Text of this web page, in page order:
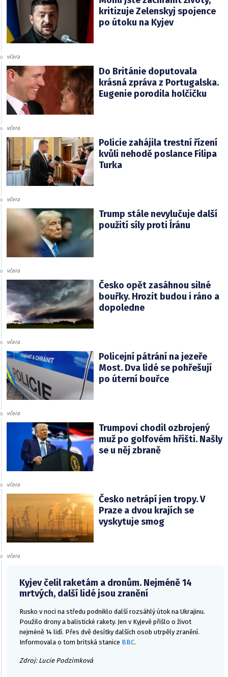
kritizuje Zelenskyj spojence
po útoku na Kyjev
včera
Do Británie doputovala
krásná zpráva z Portugalska.
Eugenie porodila holčičku
včera
Policie zahájila trestní řízení
kvůli nehodě poslance Filipa
Turka
včera
Trump stále nevylučuje další
použití síly proti Íránu
včera
Česko opět zasáhnou silné
bouřky. Hrozit budou i ráno a
dopoledne
včera
Policejní pátrání na jezeře
Most. Dva lidé se pohřešují
po úterní bouřce
včera
Trumpovi chodil ozbrojený
muž po golfovém hřišti. Našly
se u něj zbraně
včera
Česko netrápí jen tropy. V
Praze a dvou krajích se
vyskytuje smog
včera
Kyjev čelil raketám a dronům. Nejméně 14
mrtvých, další lidé jsou zranění
Rusko v noci na středu podniklo další rozsáhlý útok na Ukrajinu.
Použilo drony a balistické rakety. Jen v Kyjevě přišlo o život
nejméně 14 lidí. Přes dvě desítky dalších osob utrpěly zranění.
Informovala o tom britská stanice BBC.
Zdroj: Lucie Podzimková